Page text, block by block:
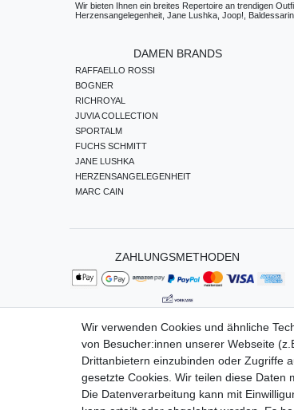
Wir bieten Ihnen ein breites Repertoire an trendigen
Herzensangelegenheit, Jane Lushka, Joop!,
DAMEN BRANDS
RAFFAELLO ROSSI
BOGNER
RICHROYAL
JUVIA COLLECTION
SPORTALM
FUCHS SCHMITT
JANE LUSHKA
HERZENSANGELEGENHEIT
MARC CAIN
ZAHLUNGSMETHODEN
Wir verwenden Cookies und ähnliche
von Besucher:innen unserer Webseite
Drittanbietern einzubinden oder Zugriffe
gesetzte Cookies. Wir teilen diese Daten
Die Datenverarbeitung kann mit